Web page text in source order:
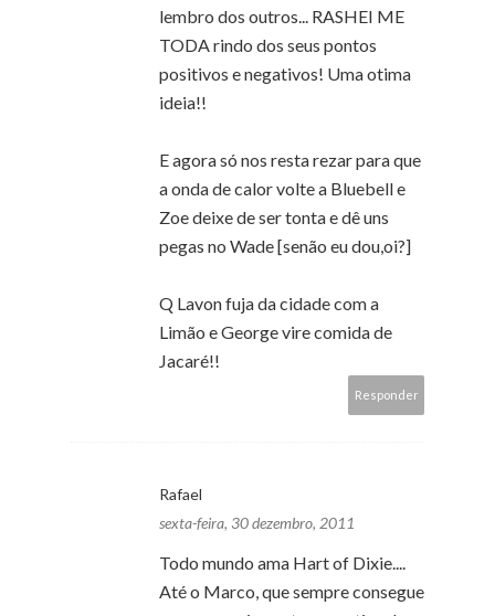
lembro dos outros... RASHEI ME
TODA rindo dos seus pontos
positivos e negativos! Uma otima
ideia!!
E agora só nos resta rezar para que
a onda de calor volte a Bluebell e
Zoe deixe de ser tonta e dê uns
pegas no Wade [senão eu dou,oi?]
Q Lavon fuja da cidade com a
Limão e George vire comida de
Jacaré!!
Responder
Rafael
sexta-feira, 30 dezembro, 2011
Todo mundo ama Hart of Dixie....
Até o Marco, que sempre consegue